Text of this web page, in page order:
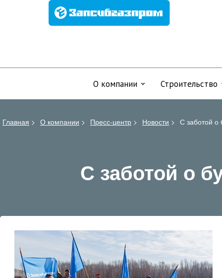
О компании Строительство
Главная > О компании > Пресс-центр > Новости > С заботой о
С заботой о